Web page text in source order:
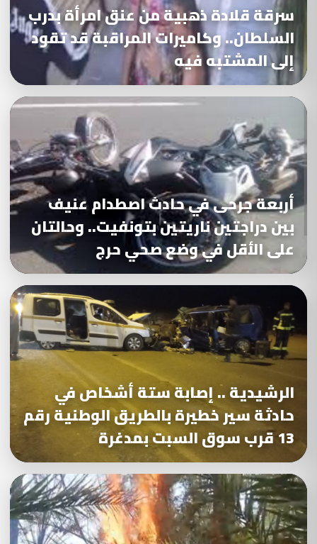
سرقة قلادة ذهبية من عنق امرأة بدرب
السلطان.. وكاميرات المراقبة قد تقود
إلى المشتبه فيه
أربعة جرحى في حادث اصطدام عنيف
بين دراجتين ناريتين بتونفيت.. وحالتان
على الأقل في وضع صحي حرج
الرشيدية .. إصابة ستة أشخاص في
حادثة سير خطيرة بالطريق الوطنية رقم
13 قرب سوق السبت بمدغرة